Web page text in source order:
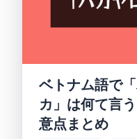
ベトナム語で
カ」は何て言
意点まとめ